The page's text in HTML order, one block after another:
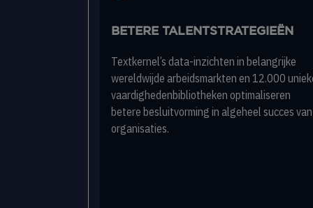
BETERE TALENTSTRATEGIEËN
Textkernel’s data-inzichten in belangrijke
wereldwijde arbeidsmarkten en 12.000
vaardighedenbibliotheken optimaliseren
betere besluitvorming in algeheel succes van
organisaties.